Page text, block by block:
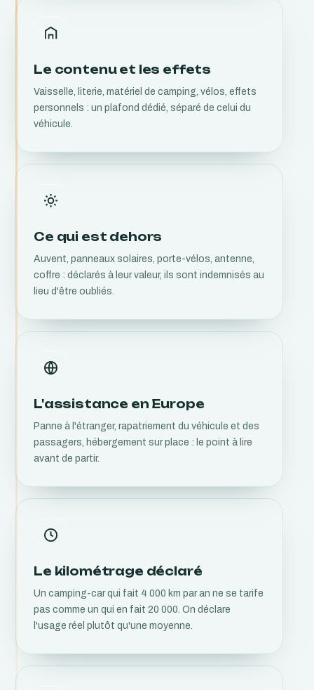
Le contenu et les effets
Vaisselle, literie, matériel de camping, vélos, effets
personnels : un plafond dédié, séparé de celui du
véhicule.
Ce qui est dehors
Auvent, panneaux solaires, porte-vélos, antenne,
coffre : déclarés à leur valeur, ils sont indemnisés au
lieu d'être oubliés.
L'assistance en Europe
Panne à l'étranger, rapatriement du véhicule et des
passagers, hébergement sur place : le point à lire
avant de partir.
Le kilométrage déclaré
Un camping-car qui fait 4 000 km par an ne se tarife
pas comme un qui en fait 20 000. On déclare
l'usage réel plutôt qu'une moyenne.